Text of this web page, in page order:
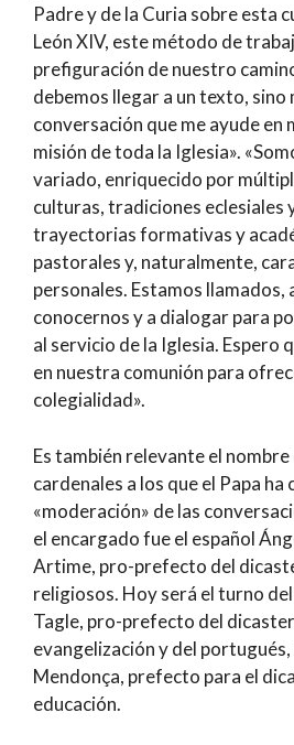
Padre y de la Curia sobre esta
León XIV, este método de
prefiguración de nuestro
debemos llegar a un texto, sino
conversación que me ayude en
misión de toda la Iglesia».
variado, enriquecido por
culturas, tradiciones eclesiales
trayectorias formativas y
pastorales y, naturalmente,
personales. Estamos llamados,
conocernos y a dialogar para
al servicio de la Iglesia. Espero
en nuestra comunión para
colegialidad».
Es también relevante el
cardenales a los que el Papa ha
«moderación» de las
el encargado fue el español
Artime, pro-prefecto del
religiosos. Hoy será el turno
Tagle, pro-prefecto del
evangelización y del
Mendonça, prefecto para el
educación.